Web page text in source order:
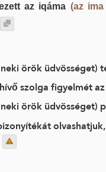
az iqáma (az
örök üdvösséget)
szolga figyelmét
örök